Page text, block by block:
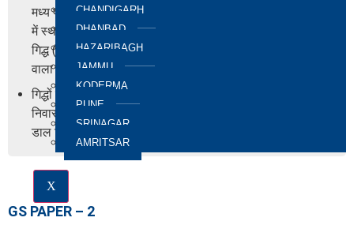
CHANDIGARH
DHANBAD
HAZARIBAGH
JAMMU
KODERMA
PUNE
SRINAGAR
AMRITSAR
X
मध्य प्रदेश के भोपाल, असम के रानी और पश्चिम बंगाल के राजभटखावा
में स्थापित चार गिद्ध संरक्षण प्रजनन केंद्र (वीसीबीसी) सफेद दुम वाले
गिद्ध (जिप्स) के संरक्षण प्रजनन में शामिल हैं। बेंगालेंसिस), पतला चोंच
वाला गिद्ध (जिप्स टेनुइरोस्ट्रिस), और भारतीय गिद्ध (जिप्स इंडिकस)।
गिद्धों की आबादी में गिरावट के अभूतपूर्व पैमाने और गति ने सभी तीन
निवासी जिप्स गिद्ध प्रजातियों को ‘गंभीर रूप से लुप्तप्राय’ श्रेणी में
डाल दिया है।
GS PAPER – 2